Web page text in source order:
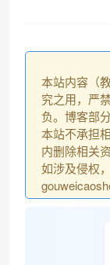
本站内容（
究之用，严
负。博客部
本站不承担
内删除相关
如涉及侵权